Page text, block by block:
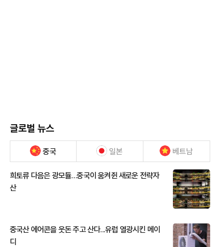
글로벌 뉴스
중국 일본 베트남
희토류 다음은 광모듈…중국이 움켜쥔 새로운 전략자
산
중국산 에어콘을 웃돈 주고 산다...유럽 열광시킨 메이
디